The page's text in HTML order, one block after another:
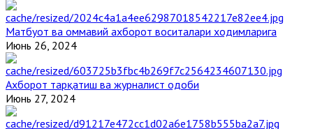
Матбуот ва оммавий ахборот воситалари ходимларига
Июнь 26, 2024
Ахборот тарқатиш ва журналист одоби
Июнь 27, 2024